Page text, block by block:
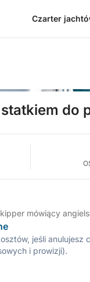
Czarter
do
mówiący
jeśli
i prowizji).